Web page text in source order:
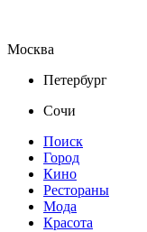
Москва
Петербург
Сочи
Поиск
Город
Кино
Рестораны
Мода
Красота